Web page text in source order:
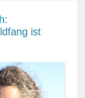
ist